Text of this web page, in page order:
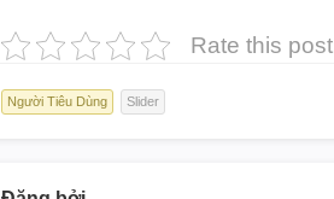
Rate this post
Người Tiêu Dùng Slider